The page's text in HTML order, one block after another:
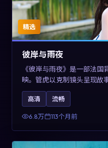
精选
彼岸与雨夜
《彼岸与雨夜》是一部法
映。管虎以克制镜头呈现故
张震的对手戏可圈可点。剧
一段跨国追寻之旅，对关注
有检索与收藏价值。
高清 流畅
6.8万 113个月前